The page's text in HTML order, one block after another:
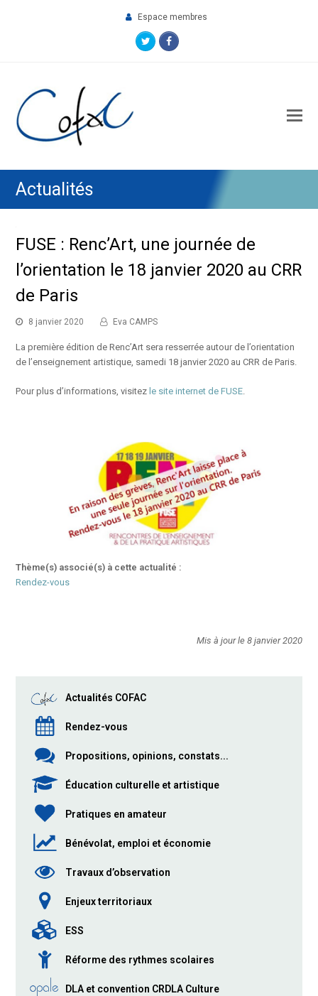
Espace membres
TwitterFacebook
Actualités
FUSE : Renc’Art, une journée de
l’orientation le 18 janvier 2020 au CRR
de Paris
8 janvier 2020 Eva CAMPS
La première édition de Renc’Art sera resserrée autour de l’orientation
de l’enseignement artistique, samedi 18 janvier 2020 au CRR de Paris.
Pour plus d’informations, visitez le site internet de FUSE.
Thème(s) associé(s) à cette actualité :
Rendez-vous
Mis à jour le 8 janvier 2020
Actualités COFAC
Rendez-vous
Propositions, opinions, constats...
Éducation culturelle et artistique
Pratiques en amateur
Bénévolat, emploi et économie
Travaux d’observation
Enjeux territoriaux
ESS
Réforme des rythmes scolaires
DLA et convention CRDLA Culture